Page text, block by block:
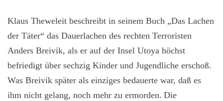
Klaus Theweleit beschreibt in seinem Buch „Das Lachen
der Täter“ das Dauerlachen des rechten Terroristen
Anders Breivik, als er auf der Insel Utoya höchst
befriedigt über sechzig Kinder und Jugendliche erschoß.
Was Breivik später als einziges bedauerte war, daß es
ihm nicht gelang, noch mehr zu ermorden. Die